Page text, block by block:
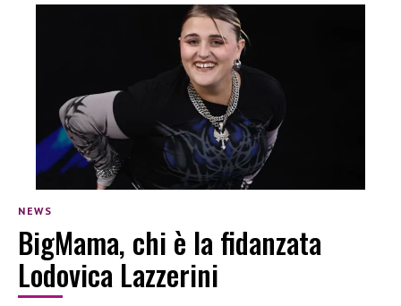
NEWS
BigMama, chi è la fidanzata
Lodovica Lazzerini